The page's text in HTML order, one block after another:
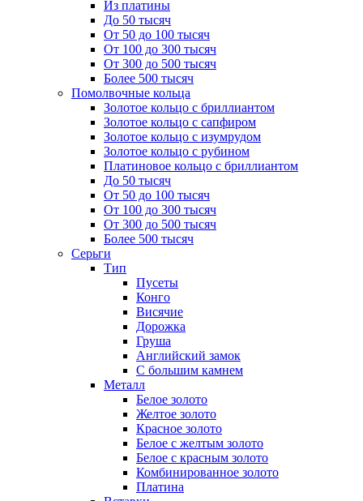
Из платины
До 50 тысяч
От 50 до 100 тысяч
От 100 до 300 тысяч
От 300 до 500 тысяч
Более 500 тысяч
Помолвочные кольца
Золотое кольцо с бриллиантом
Золотое кольцо с сапфиром
Золотое кольцо с изумрудом
Золотое кольцо с рубином
Платиновое кольцо с бриллиантом
До 50 тысяч
От 50 до 100 тысяч
От 100 до 300 тысяч
От 300 до 500 тысяч
Более 500 тысяч
Серьги
Тип
Пусеты
Конго
Висячие
Дорожка
Груша
Английский замок
С большим камнем
Металл
Белое золото
Желтое золото
Красное золото
Белое с желтым золото
Белое с красным золото
Комбинированное золото
Платина